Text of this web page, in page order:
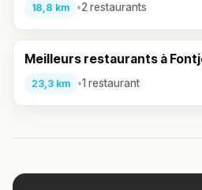
18,8 km •2 restaurants
Meilleurs restaurants à
23,3 km •1 restaurant